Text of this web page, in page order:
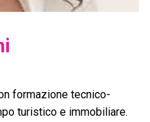
formazione tecnico-
turistico e immobiliare.